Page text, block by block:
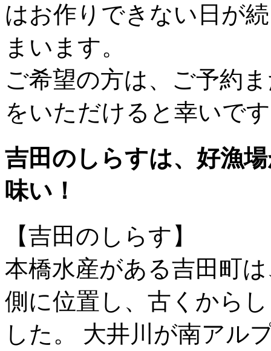
はお作りできない日が
まいます。
ご希望の方は、ご予約
をいただけると幸いで
吉田のしらすは、好漁
味い！
【吉田のしらす】
本橋水産がある吉田町
側に位置し、古くから
した。 大井川が南アル